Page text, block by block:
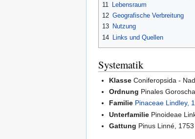
11
Lebensraum
12 Geografische Verbreitung
13 Nutzung
14 Links und Quellen
Systematik
Klasse Coniferopsida -
Ordnung Pinales
Familie Pinaceae Lindley,
Unterfamilie Pinoideae
Gattung Pinus Linné,